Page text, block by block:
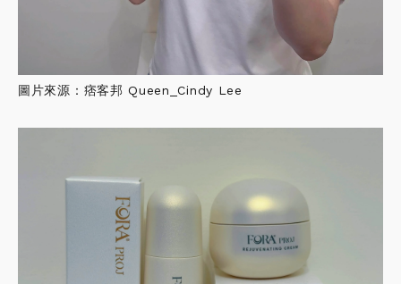
圖片來源：痞客邦 Queen_Cindy Lee